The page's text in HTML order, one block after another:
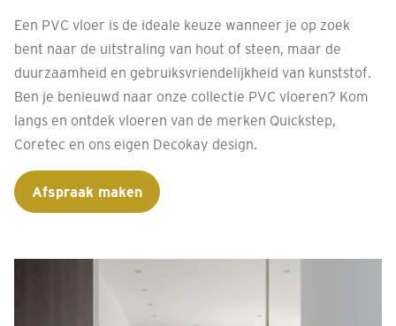
Een PVC vloer is de ideale keuze wanneer je op zoek
bent naar de uitstraling van hout of steen, maar de
duurzaamheid en gebruiksvriendelijkheid van kunststof.
Ben je benieuwd naar onze collectie PVC vloeren? Kom
langs en ontdek vloeren van de merken Quickstep,
Coretec en ons eigen Decokay design.
Afspraak maken